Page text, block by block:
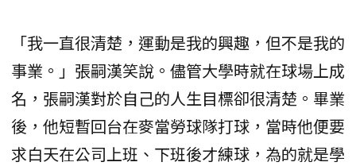
「我一直很清楚，運動是我的興趣，但不是我的
事業。」張嗣漢笑說。儘管大學時就在球場上成
名，張嗣漢對於自己的人生目標卻很清楚。畢業
後，他短暫回台在麥當勞球隊打球，當時他便要
求白天在公司上班、下班後才練球，為的就是學